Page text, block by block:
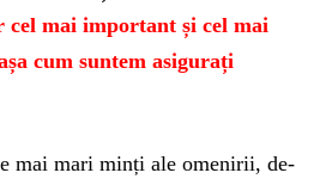
cel mai important și cel mai
cum suntem asigurați
mai mari minți ale omenirii, de-